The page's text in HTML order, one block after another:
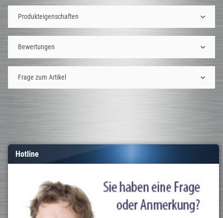
Produkteigenschaften
Bewertungen
Frage zum Artikel
Hotline